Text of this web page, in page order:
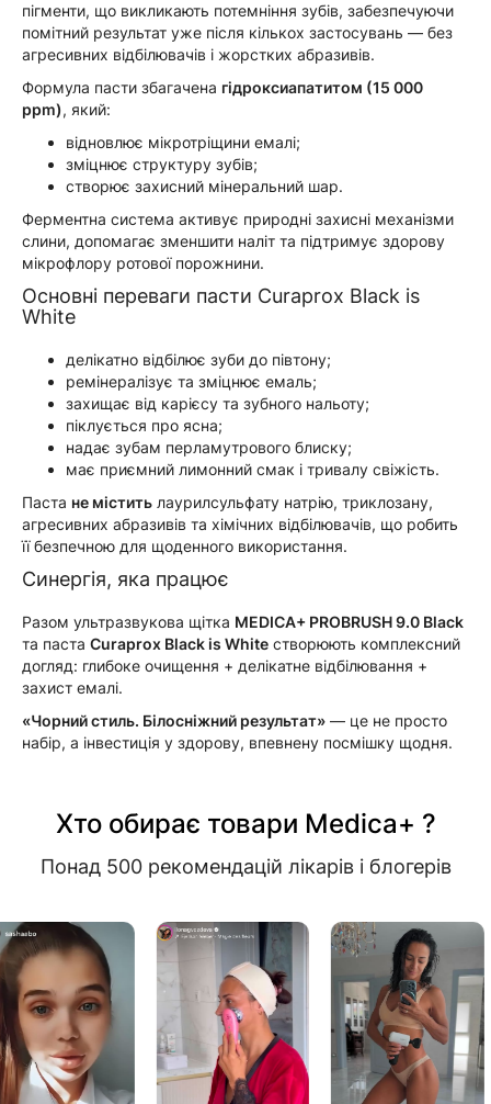
пігменти, що викликають потемніння зубів, забезпечуючи
помітний результат уже після кількох застосувань — без
агресивних відбілювачів і жорстких абразивів.
Формула пасти збагачена гідроксиапатитом (15 000
ppm), який:
відновлює мікротріщини емалі;
зміцнює структуру зубів;
створює захисний мінеральний шар.
Ферментна система активує природні захисні механізми
слини, допомагає зменшити наліт та підтримує здорову
мікрофлору ротової порожнини.
Основні переваги пасти Curaprox Black is
White
делікатно відбілює зуби до півтону;
ремінералізує та зміцнює емаль;
захищає від карієсу та зубного нальоту;
піклується про ясна;
надає зубам перламутрового блиску;
має приємний лимонний смак і тривалу свіжість.
Паста не містить лаурилсульфату натрію, триклозану,
агресивних абразивів та хімічних відбілювачів, що робить
її безпечною для щоденного використання.
Синергія, яка працює
Разом ультразвукова щітка MEDICA+ PROBRUSH 9.0 Black
та паста Curaprox Black is White створюють комплексний
догляд: глибоке очищення + делікатне відбілювання +
захист емалі.
«Чорний стиль. Білосніжний результат» — це не просто
набір, а інвестиція у здорову, впевнену посмішку щодня.
Хто обирає товари Medica+ ?
Понад 500 рекомендацій лікарів і блогерів